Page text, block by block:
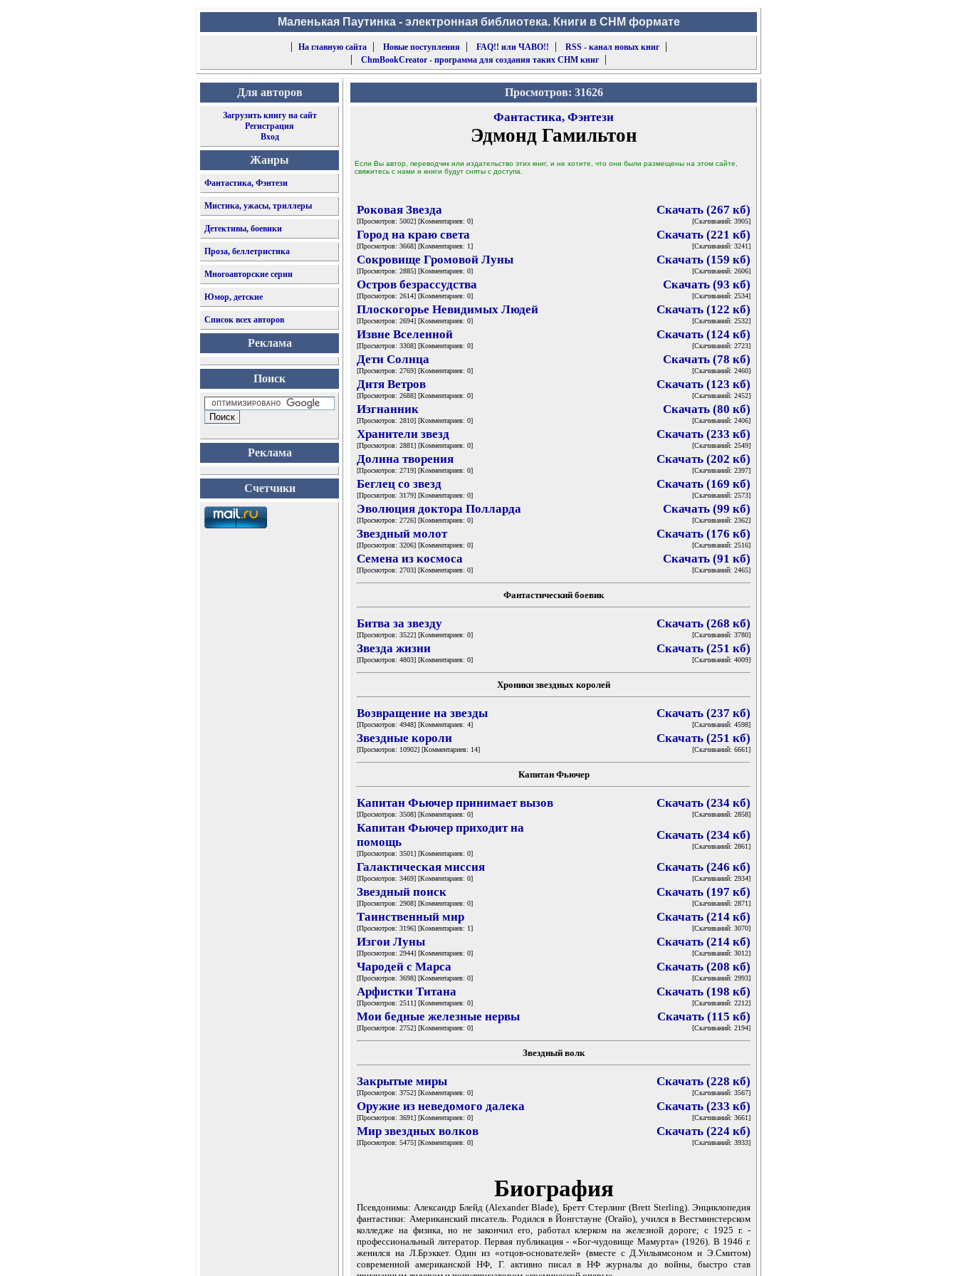
Маленькая Паутинка - электронная библиотека. Книги в CHM формате
|
На главную сайта| Новые поступления | FAQ!! или ЧАВО!! | RSS - канал новых книг|
|
ChmBookCreator - программа для создания таких CHM книг|
Для авторов
Загрузить книгу на сайт
Регистрация
Вход
Жанры
Фантастика, Фэнтези
Мистика, ужасы, триллеры
Детективы, боевики
Проза, беллетристика
Многоавторские серии
Юмор, детские
Список всех авторов
Реклама
Поиск
Реклама
Счетчики
Просмотров: 31626
Фантастика, Фэнтези
Эдмонд Гамильтон
Если Вы автор, переводчик или издательство этих книг, и не хотите, что они были размещены на этом сайте,
свяжитесь с нами и книги будут сняты с доступа.
Роковая Звезда
[Просмотров: 5002] [Комментариев: 0]
Скачать (267 кб)
[Скачиваний: 3905]
Город на краю света
[Просмотров: 3668] [Комментариев: 1]
Скачать (221 кб)
[Скачиваний: 3241]
Сокровище Громовой Луны
[Просмотров: 2885] [Комментариев: 0]
Скачать (159 кб)
[Скачиваний: 2606]
Остров безрассудства
[Просмотров: 2614] [Комментариев: 0]
Скачать (93 кб)
[Скачиваний: 2534]
Плоскогорье Невидимых Людей
[Просмотров: 2694] [Комментариев: 0]
Скачать (122 кб)
[Скачиваний: 2532]
Извне Вселенной
[Просмотров: 3308] [Комментариев: 0]
Скачать (124 кб)
[Скачиваний: 2723]
Дети Солнца
[Просмотров: 2769] [Комментариев: 0]
Скачать (78 кб)
[Скачиваний: 2460]
Дитя Ветров
[Просмотров: 2688] [Комментариев: 0]
Скачать (123 кб)
[Скачиваний: 2452]
Изгнанник
[Просмотров: 2810] [Комментариев: 0]
Скачать (80 кб)
[Скачиваний: 2406]
Хранители звезд
[Просмотров: 2881] [Комментариев: 0]
Скачать (233 кб)
[Скачиваний: 2549]
Долина творения
[Просмотров: 2719] [Комментариев: 0]
Скачать (202 кб)
[Скачиваний: 2397]
Беглец со звезд
[Просмотров: 3179] [Комментариев: 0]
Скачать (169 кб)
[Скачиваний: 2573]
Эволюция доктора Полларда
[Просмотров: 2726] [Комментариев: 0]
Скачать (99 кб)
[Скачиваний: 2362]
Звездный молот
[Просмотров: 3206] [Комментариев: 0]
Скачать (176 кб)
[Скачиваний: 2516]
Семена из космоса
[Просмотров: 2703] [Комментариев: 0]
Скачать (91 кб)
[Скачиваний: 2465]
Фантастический боевик
Битва за звезду
[Просмотров: 3522] [Комментариев: 0]
Скачать (268 кб)
[Скачиваний: 3780]
Звезда жизни
[Просмотров: 4803] [Комментариев: 0]
Скачать (251 кб)
[Скачиваний: 4009]
Хроники звездных королей
Возвращение на звезды
[Просмотров: 4948] [Комментариев: 4]
Скачать (237 кб)
[Скачиваний: 4598]
Звездные короли
[Просмотров: 10902] [Комментариев: 14]
Скачать (251 кб)
[Скачиваний: 6661]
Капитан Фьючер
Капитан Фьючер принимает вызов
[Просмотров: 3508] [Комментариев: 0]
Скачать (234 кб)
[Скачиваний: 2858]
Капитан Фьючер приходит на
помощь
[Просмотров: 3501] [Комментариев: 0]
Скачать (234 кб)
[Скачиваний: 2861]
Галактическая миссия
[Просмотров: 3469] [Комментариев: 0]
Скачать (246 кб)
[Скачиваний: 2934]
Звездный поиск
[Просмотров: 2908] [Комментариев: 0]
Скачать (197 кб)
[Скачиваний: 2871]
Таинственный мир
[Просмотров: 3196] [Комментариев: 1]
Скачать (214 кб)
[Скачиваний: 3070]
Изгои Луны
[Просмотров: 2944] [Комментариев: 0]
Скачать (214 кб)
[Скачиваний: 3012]
Чародей с Марса
[Просмотров: 3698] [Комментариев: 0]
Скачать (208 кб)
[Скачиваний: 2993]
Арфистки Титана
[Просмотров: 2511] [Комментариев: 0]
Скачать (198 кб)
[Скачиваний: 2212]
Мои бедные железные нервы
[Просмотров: 2752] [Комментариев: 0]
Скачать (115 кб)
[Скачиваний: 2194]
Звездный волк
Закрытые миры
[Просмотров: 3752] [Комментариев: 0]
Скачать (228 кб)
[Скачиваний: 3567]
Оружие из неведомого далека
[Просмотров: 3691] [Комментариев: 0]
Скачать (233 кб)
[Скачиваний: 3661]
Мир звездных волков
[Просмотров: 5475] [Комментариев: 0]
Скачать (224 кб)
[Скачиваний: 3933]
Биография
Псевдонимы: Александр Блейд (Alexander Blade), Бретт Стерлинг (Brett Sterling). Энциклопедия
фантастики: Американский писатель. Родился в Йонгстауне (Огайо), учился в Вестминстерском
колледже на физика, но не закончил его, работал клерком на железной дороге; с 1925 г. -
профессиональный литератор. Первая публикация - «Бог-чудовище Мамурта» (1926). В 1946 г.
женился на Л.Брэккет. Один из «отцов-основателей» (вместе с Д.Уильямсоном и Э.Смитом)
современной американской НФ, Г. активно писал в НФ журналы до войны, быстро став